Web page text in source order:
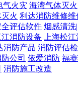
气火灾 海湾气体灭
火 利达消防维修维
评估软件 烟感清洗
消防设备
上海松
消防产品 消防评估
公司 依爱消防 福
消防施工改造